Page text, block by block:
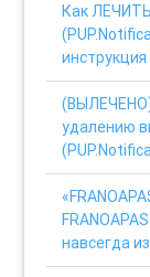
Как ЛЕЧИТЬ
инструкция
(ВЫЛЕЧЕНО)
удалению
навсегда